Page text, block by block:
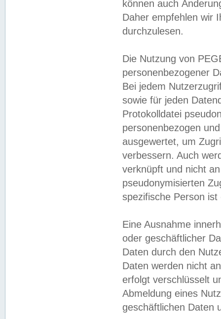
können auch
Daher empfehlen wir
durchzulesen.
Die Nutzung von
personenbezogener
Bei jedem
sowie für jeden
Protokolldatei
personenbezogen
ausgewertet, um
verbessern. Auch
verknüpft und nicht
pseudonymisierten
spezifische Person
Eine Ausnahme
oder geschäftlicher
Daten durch den
Daten werden nicht
erfolgt verschlüsselt
Abmeldung eines
geschäftlichen Daten